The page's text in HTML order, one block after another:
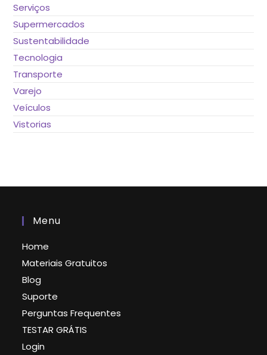
Serviços
Supermercados
Sustentabilidade
Tecnologia
Transporte
Varejo
Veículos
Vistorias
Menu
Home
Materiais Gratuitos
Blog
Suporte
Perguntas Frequentes
TESTAR GRÁTIS
Login